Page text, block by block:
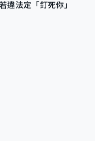
法定「釘死你」